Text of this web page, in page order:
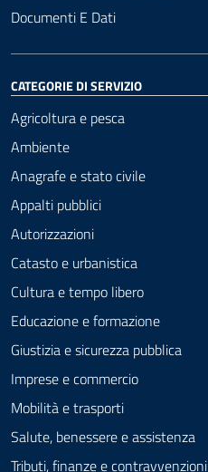
Documenti E Dati
CATEGORIE DI SERVIZIO
Agricoltura e pesca
Ambiente
Anagrafe e stato civile
Appalti pubblici
Autorizzazioni
Catasto e urbanistica
Cultura e tempo libero
Educazione e formazione
Giustizia e sicurezza pubblica
Imprese e commercio
Mobilità e trasporti
Salute, benessere e assistenza
Tributi, finanze e contravvenzioni